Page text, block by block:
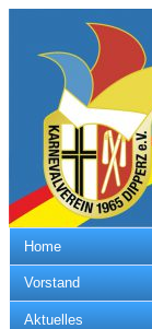
Home
Vorstand
Aktuelles